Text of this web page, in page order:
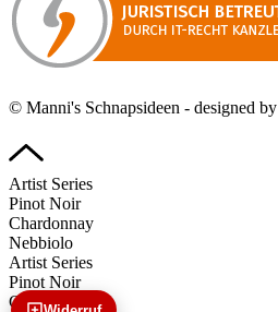
© Manni's Schnapsideen - designed by
Artist Series
Pinot Noir
Chardonnay
Nebbiolo
Artist Series
Pinot Noir
Chardonnay